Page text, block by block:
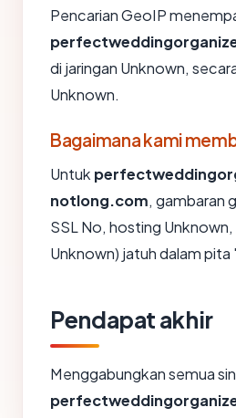
Pencarian GeoIP
di jaringan Unknown,
Unknown.
Bagaimana kami
Untuk
notlong.com, gambaran
SSL No, hosting
Unknown) jatuh dalam
Pendapat akhir
Menggabungkan semua